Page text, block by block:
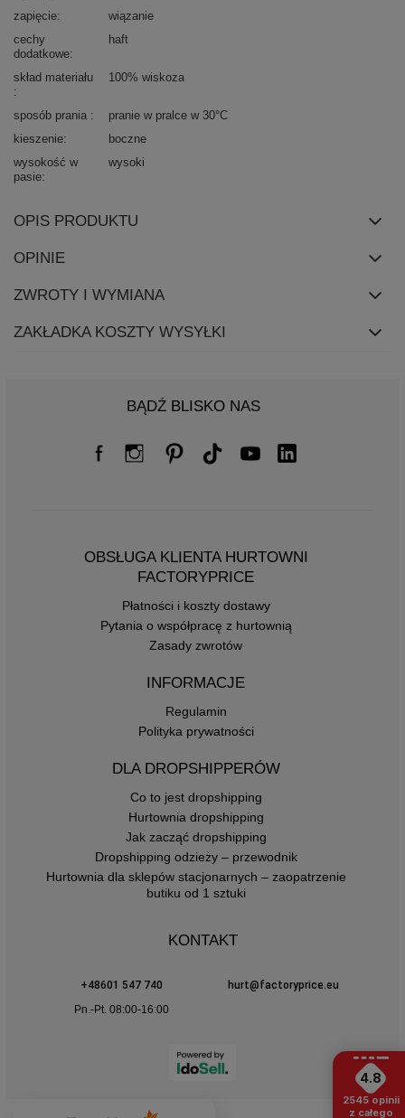
zapięcie
wiązanie
cechy
dodatkowe
haft
skład materiału 100% wiskoza
sposób prania
pranie w pralce w 30°C
kieszenie
boczne
wysokość w
pasie
wysoki
OPIS PRODUKTU
OPINIE
ZWROTY I WYMIANA
ZAKŁADKA KOSZTY WYSYŁKI
BĄDŹ BLISKO NAS
OBSŁUGA KLIENTA HURTOWNI
FACTORYPRICE
Płatności i koszty dostawy
Pytania o współpracę z hurtownią
Zasady zwrotów
INFORMACJE
Regulamin
Polityka prywatności
DLA DROPSHIPPERÓW
Co to jest dropshipping
Hurtownia dropshipping
Jak zacząć dropshipping
Dropshipping odzieży – przewodnik
Hurtownia dla sklepów stacjonarnych – zaopatrzenie
butiku od 1 sztuki
KONTAKT
+48601 547 740
hurt@factoryprice.eu
Pn.-Pt. 08:00-16:00
4.8
2545 opinii
z całego